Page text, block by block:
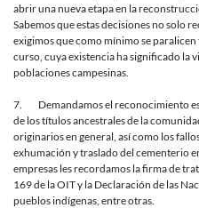
abrir una nueva etapa en la
Sabemos que estas decisiones no solo
exigimos que como mínimo se
curso, cuya existencia ha significado la
poblaciones campesinas.
7. Demandamos el reconocimiento
de los títulos ancestrales de la
originarios en general, así como los
exhumación y traslado del cementerio
empresas les recordamos la firma de
169 de la OIT y la Declaración de las
pueblos indígenas, entre otras.